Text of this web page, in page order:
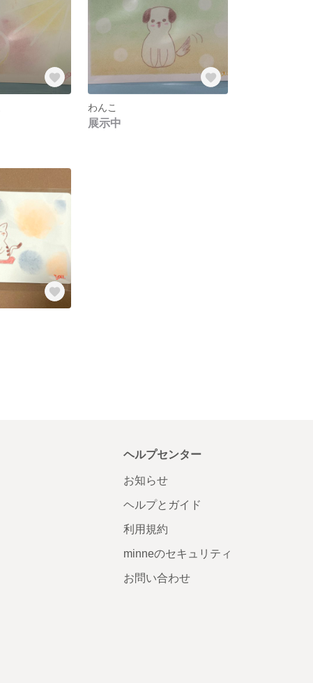
わんこ
展示中
ヘルプセンター
お知らせ
ヘルプとガイド
利用規約
minneのセキュリティ
お問い合わせ